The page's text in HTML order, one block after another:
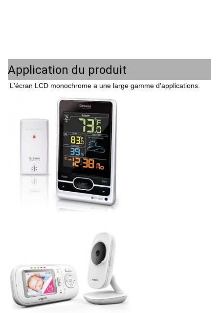
Application du produit
L'écran LCD monochrome a une large gamme d'applications.